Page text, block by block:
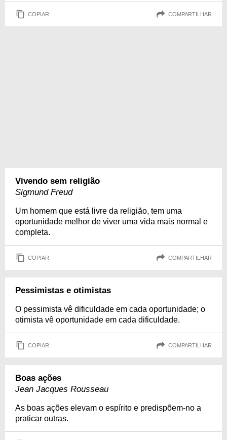
COPIAR COMPARTILHAR
Vivendo sem religião
Sigmund Freud
Um homem que está livre da religião, tem uma
oportunidade melhor de viver uma vida mais normal e
completa.
COPIAR COMPARTILHAR
Pessimistas e otimistas
O pessimista vê dificuldade em cada oportunidade; o
otimista vê oportunidade em cada dificuldade.
COPIAR COMPARTILHAR
Boas ações
Jean Jacques Rousseau
As boas ações elevam o espírito e predispõem-no a
praticar outras.